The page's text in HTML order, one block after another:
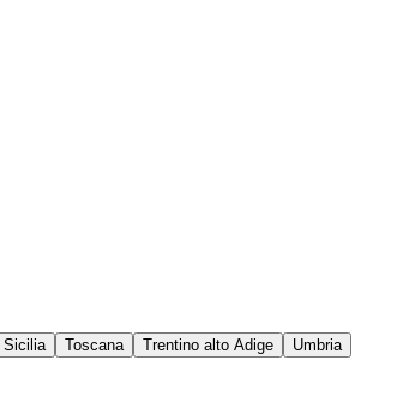
Sicilia Toscana Trentino alto Adige
Umbria